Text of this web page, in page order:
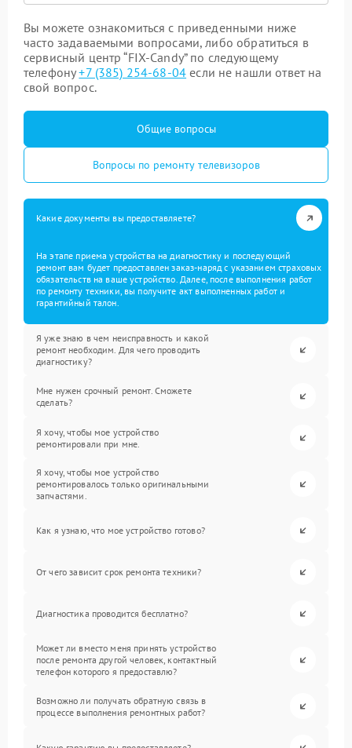
Вы можете ознакомиться с приведенными ниже
часто задаваемыми вопросами, либо обратиться в
сервисный центр “FIX-Candy” по следующему
телефону+7 (385) 254-68-04 если не нашли ответ на
свой вопрос.
Общие вопросы
Вопросы по ремонту телевизоров
Какие документы вы предоставляете?
На этапе приема устройства на диагностику и последующий
ремонт вам будет предоставлен заказ-наряд с указанием страховых
обязательств на ваше устройство. Далее, после выполнения работ
по ремонту техники, вы получите акт выполненных работ и
гарантийный талон.
Я уже знаю в чем неисправность и какой
ремонт необходим. Для чего проводить
диагностику?
Мне нужен срочный ремонт. Сможете
сделать?
Я хочу, чтобы мое устройство
ремонтировали при мне.
Я хочу, чтобы мое устройство
ремонтировалось только оригинальными
запчастями.
Как я узнаю, что мое устройство готово?
От чего зависит срок ремонта техники?
Диагностика проводится бесплатно?
Может ли вместо меня принять устройство
после ремонта другой человек, контактный
телефон которого я предоставлю?
Возможно ли получать обратную связь в
процессе выполнения ремонтных работ?